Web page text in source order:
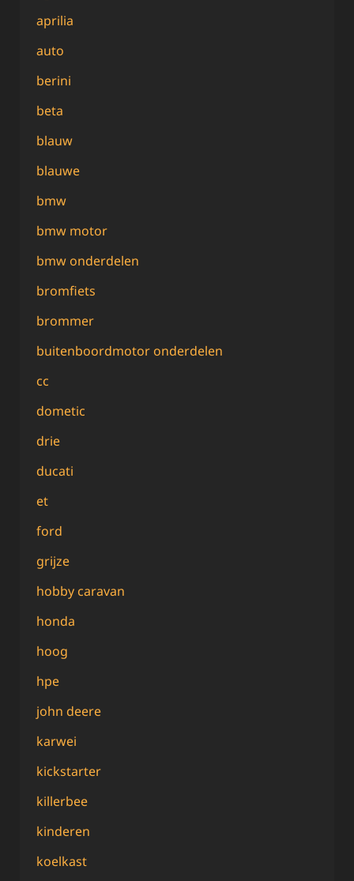
aprilia
auto
berini
beta
blauw
blauwe
bmw
bmw motor
bmw onderdelen
bromfiets
brommer
buitenboordmotor onderdelen
cc
dometic
drie
ducati
et
ford
grijze
hobby caravan
honda
hoog
hpe
john deere
karwei
kickstarter
killerbee
kinderen
koelkast